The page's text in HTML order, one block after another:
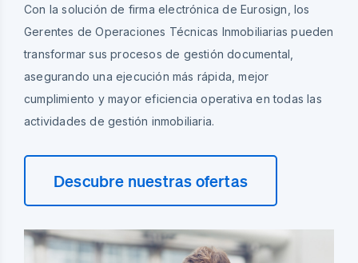
Con la solución de firma electrónica de Eurosign, los
Gerentes de Operaciones Técnicas Inmobiliarias pueden
transformar sus procesos de gestión documental,
asegurando una ejecución más rápida, mejor
cumplimiento y mayor eficiencia operativa en todas las
actividades de gestión inmobiliaria.
Descubre nuestras ofertas